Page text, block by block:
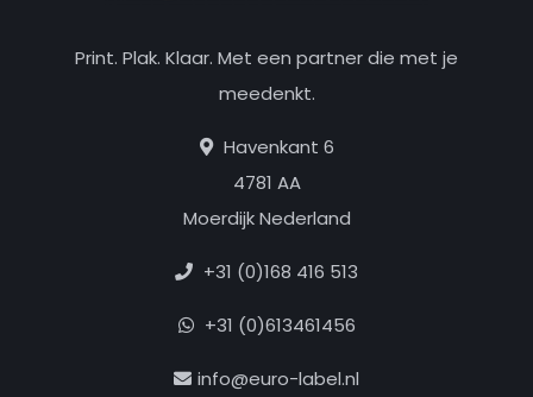
Print. Plak. Klaar. Met een partner die met je
meedenkt.
Havenkant 6
4781 AA
Moerdijk Nederland
+31 (0)168 416 513
+31 (0)613461456
info@euro-label.nl